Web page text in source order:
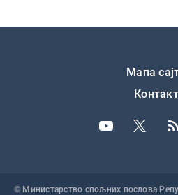
Мапа
Контакт
© Министарство спољних послова